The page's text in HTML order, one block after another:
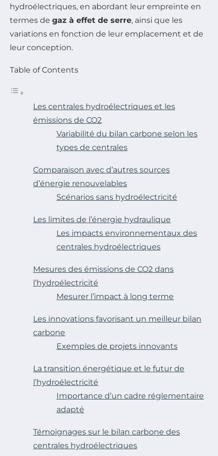
hydroélectriques, en abordant leur empreinte en
termes de gaz à effet de serre, ainsi que les
variations en fonction de leur emplacement et de
leur conception.
Table of Contents
Les centrales hydroélectriques et les
émissions de CO2
Variabilité du bilan carbone selon les
types de centrales
Comparaison avec d’autres sources
d’énergie renouvelables
Scénarios sans hydroélectricité
Les limites de l’énergie hydraulique
Les impacts environnementaux des
centrales hydroélectriques
Mesures des émissions de CO2 dans
l’hydroélectricité
Mesurer l’impact à long terme
Les innovations favorisant un meilleur bilan
carbone
Exemples de projets innovants
La transition énergétique et le futur de
l’hydroélectricité
Importance d’un cadre réglementaire
adapté
Témoignages sur le bilan carbone des
centrales hydroélectriques